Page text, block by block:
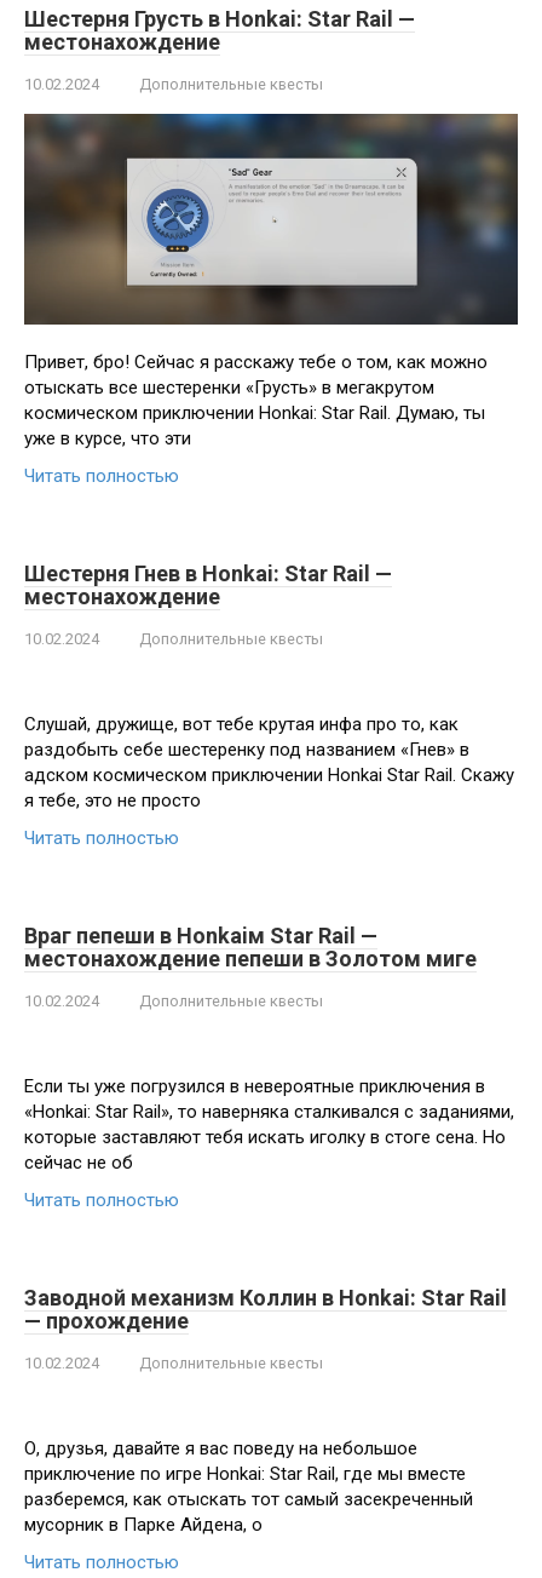
Шестерня Грусть в Honkai: Star Rail —
местонахождение
10.02.2024 Дополнительные квесты
Привет, бро! Сейчас я расскажу тебе о том, как можно
отыскать все шестеренки «Грусть» в мегакрутом
космическом приключении Honkai: Star Rail. Думаю, ты
уже в курсе, что эти
Читать полностью
Шестерня Гнев в Honkai: Star Rail —
местонахождение
10.02.2024 Дополнительные квесты
Слушай, дружище, вот тебе крутая инфа про то, как
раздобыть себе шестеренку под названием «Гнев» в
адском космическом приключении Honkai Star Rail. Скажу
я тебе, это не просто
Читать полностью
Враг пепеши в Honkaiм Star Rail —
местонахождение пепеши в Золотом миге
10.02.2024 Дополнительные квесты
Если ты уже погрузился в невероятные приключения в
«Honkai: Star Rail», то наверняка сталкивался с заданиями,
которые заставляют тебя искать иголку в стоге сена. Но
сейчас не об
Читать полностью
Заводной механизм Коллин в Honkai: Star Rail
— прохождение
10.02.2024 Дополнительные квесты
О, друзья, давайте я вас поведу на небольшое
приключение по игре Honkai: Star Rail, где мы вместе
разберемся, как отыскать тот самый засекреченный
мусорник в Парке Айдена, о
Читать полностью